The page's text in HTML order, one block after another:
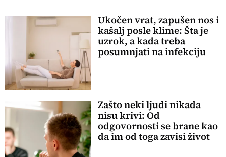
Ukočen vrat, zapušen nos i
kašalj posle klime: Šta je
uzrok, a kada treba
posumnjati na infekciju
Zašto neki ljudi nikada
nisu krivi: Od
odgovornosti se brane kao
da im od toga zavisi život